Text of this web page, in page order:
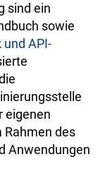
sind ein
sowie
API-
eigenen
Rahmen des
Anwendungen